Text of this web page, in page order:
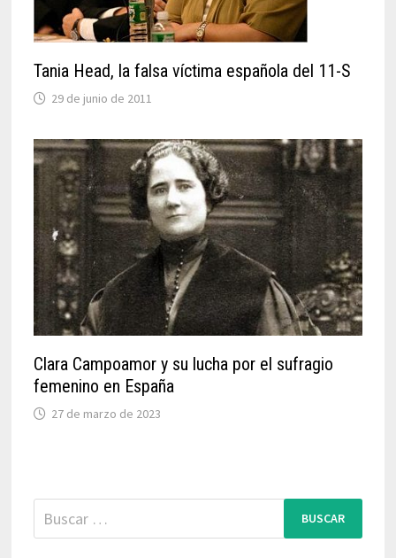
Tania Head, la falsa víctima española del 11-S
29 de junio de 2011
Clara Campoamor y su lucha por el sufragio
femenino en España
27 de marzo de 2023
Buscar: